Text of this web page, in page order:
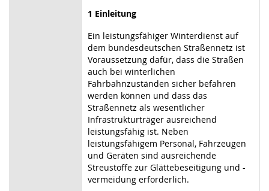
1 Einleitung
Ein leistungsfähiger Winterdienst auf
dem bundesdeutschen Straßennetz ist
Voraussetzung dafür, dass die Straßen
auch bei winterlichen
Fahrbahnzuständen sicher befahren
werden können und dass das
Straßennetz als wesentlicher
Infrastrukturträger ausreichend
leistungsfähig ist. Neben
leistungsfähigem Personal, Fahrzeugen
und Geräten sind ausreichende
Streustoffe zur Glättebeseitigung und -
vermeidung erforderlich.